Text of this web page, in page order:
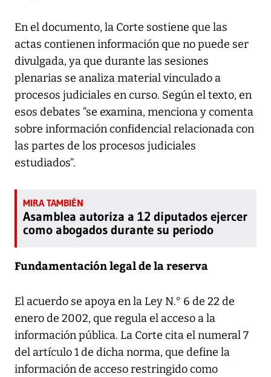
En el documento, la Corte sostiene que las
actas contienen información que no puede ser
divulgada, ya que durante las sesiones
plenarias se analiza material vinculado a
procesos judiciales en curso. Según el texto, en
esos debates “se examina, menciona y comenta
sobre información confidencial relacionada con
las partes de los procesos judiciales
estudiados”.
Asamblea autoriza a 12 diputados ejercer
como abogados durante su periodo
Fundamentación legal de la reserva
El acuerdo se apoya en la Ley N.° 6 de 22 de
enero de 2002, que regula el acceso a la
información pública. La Corte cita el numeral 7
del artículo 1 de dicha norma, que define la
información de acceso restringido como